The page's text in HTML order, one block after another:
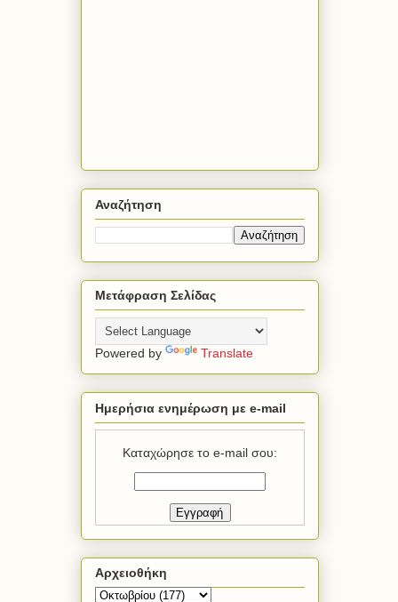
Αναζήτηση
Μετάφραση Σελίδας
Powered by Translate
Ημερήσια ενημέρωση με e-mail
Καταχώρησε το e-mail σου:
Αρχειοθήκη